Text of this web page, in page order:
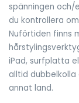
spänningen och/
du kontrollera
Nuförtiden finns
iPad, surfplatta
alltid
annat land.